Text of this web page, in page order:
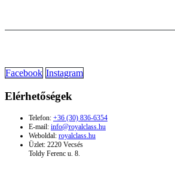
Facebook Instagram
Elérhetőségek
Telefon: +36 (30) 836-6354
E-mail: info@royalclass.hu
Weboldal: royalclass.hu
Üzlet: 2220 Vecsés
Toldy Ferenc u. 8.